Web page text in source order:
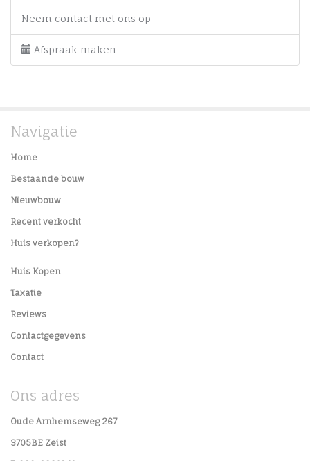
Neem contact met ons op
Afspraak maken
Navigatie
Home
Bestaande bouw
Nieuwbouw
Recent verkocht
Huis verkopen?
Huis Kopen
Taxatie
Reviews
Contactgegevens
Contact
Ons adres
Oude Arnhemseweg 267
3705BE Zeist